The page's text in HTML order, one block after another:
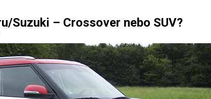
Suzuki – Crossover nebo SUV?